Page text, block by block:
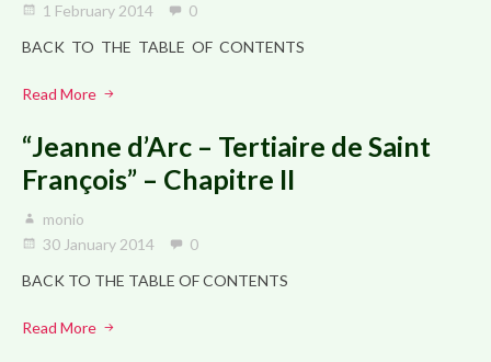
1 February 2014
0
BACK TO THE TABLE OF CONTENTS
Read More
“Jeanne d’Arc – Tertiaire de Saint
François” – Chapitre II
monio
30 January 2014
0
BACK TO THE TABLE OF CONTENTS
Read More